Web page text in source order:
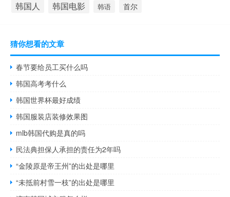
韩国人 韩国电影 韩语 首尔
猜你想看的文章
春节要给员工买什么吗
韩国高考考什么
韩国世界杯最好成绩
韩国服装店装修效果图
mlb韩国代购是真的吗
民法典担保人承担的责任为2年吗
“金陵原是帝王州”的出处是哪里
“未抵前村雪一枝”的出处是哪里